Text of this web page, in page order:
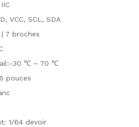
VCC, SCL, SDA
7 broches
30 ℃ ~ 70 ℃
pouces
1/64 devoir